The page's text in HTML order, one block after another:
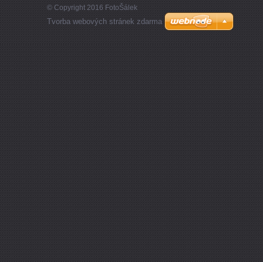
© Copyright 2016 FotoŠálek
Tvorba webových stránek zdarma